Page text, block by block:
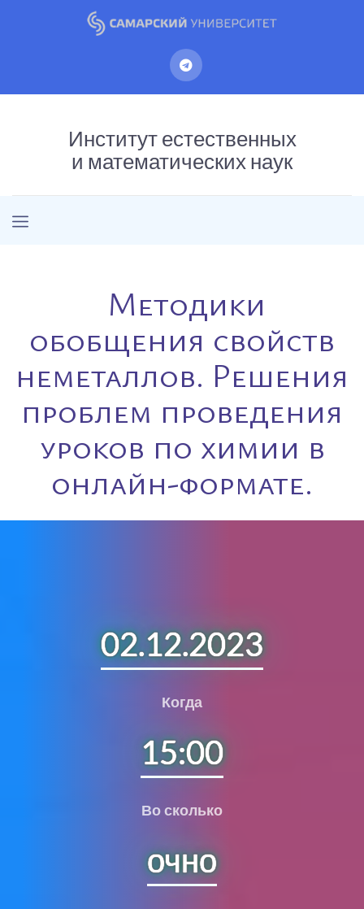
Институт естественных
и математических наук
Методики
обобщения свойств
неметаллов. Решения
проблем проведения
уроков по химии в
онлайн-формате.
02.12.2023
Когда
15:00
Во сколько
очно